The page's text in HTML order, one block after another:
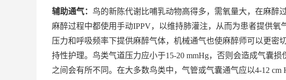
辅助通气： 鸟的新陈代谢比哺乳动物高得多，需氧量大，在麻醉
麻醉过程中都使用手动IPPV，以维持肺灌注，从而为患者提供
压力和呼吸频率下提供麻醉气体，机械通气也使麻醉师可以更密
持性护理。鸟类气道压力应小于15-20 mmHg，否则会造成气囊
之间会有所不同。在大多数鸟类中，气管或气囊通气应以4-12